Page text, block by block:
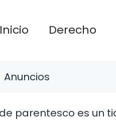
Inicio Derecho
Anuncios